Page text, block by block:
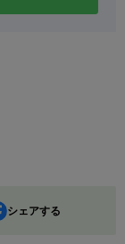
シェアする